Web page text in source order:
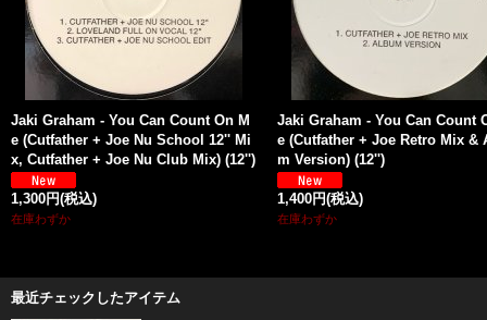
Jaki Graham - You Can Count On M
e (Cutfather + Joe Nu School 12'' Mi
x, Cutfather + Joe Nu Club Mix) (12'')
1,300円(税込)
在庫わずか
Jaki Graham - You Can Count
e (Cutfather + Joe Retro Mix &
m Version) (12'')
1,400円(税込)
在庫わずか
最近チェックしたアイテム